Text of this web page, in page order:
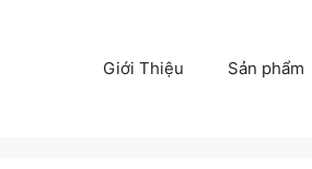
Giới Thiệu Sản phẩm